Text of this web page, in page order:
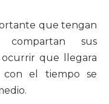
que tengan
sus
ocurrir que llegara
el tiempo se